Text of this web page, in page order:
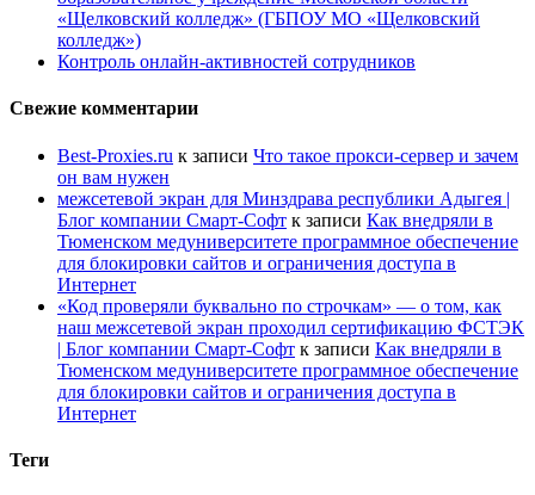
«Щелковский колледж» (ГБПОУ МО «Щелковский
колледж»)
Контроль онлайн-активностей сотрудников
Свежие комментарии
Best-Proxies.ru к записи Что такое прокси-сервер и зачем
он вам нужен
межсетевой экран для Минздрава республики Адыгея |
Блог компании Смарт-Софт к записи Как внедряли в
Тюменском медуниверситете программное обеспечение
для блокировки сайтов и ограничения доступа в
Интернет
«Код проверяли буквально по строчкам» — о том, как
наш межсетевой экран проходил сертификацию ФСТЭК
| Блог компании Смарт-Софт к записи Как внедряли в
Тюменском медуниверситете программное обеспечение
для блокировки сайтов и ограничения доступа в
Интернет
Теги